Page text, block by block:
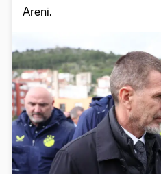
Areni.
Pokretanje